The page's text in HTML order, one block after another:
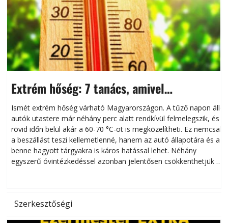
Extrém hőség: 7 tanács, amivel
megóvhatjuk autónkat a nyári károktól
Ismét extrém hőség várható Magyarországon. A tűző napon álló
autók utastere már néhány perc alatt rendkívül felmelegszik, és
rövid időn belül akár a 60-70 °C-ot is megközelítheti. Ez nemcsak
a beszállást teszi kellemetlenné, hanem az autó állapotára és a
benne hagyott tárgyakra is káros hatással lehet. Néhány
egyszerű óvintézkedéssel azonban jelentősen csökkenthetjük a
Szerkesztőségi